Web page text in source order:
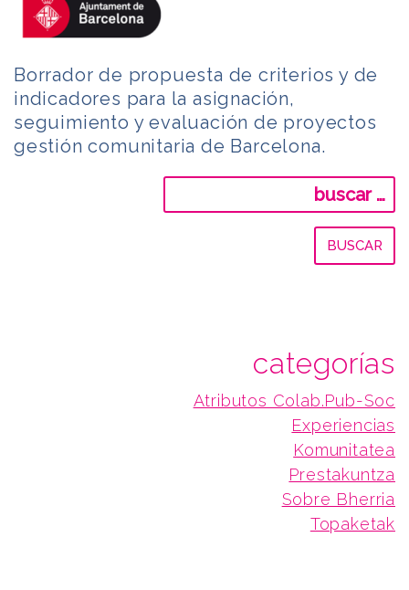
Borrador de propuesta de criterios y de
indicadores para la asignación,
seguimiento y evaluación de proyectos
gestión comunitaria de Barcelona.
categorías
Atributos Colab.Pub-Soc
Experiencias
Komunitatea
Prestakuntza
Sobre Bherria
Topaketak